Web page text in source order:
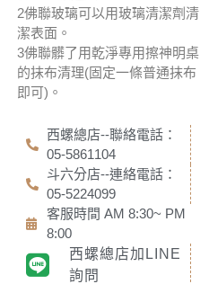
2佛聯玻璃可以用玻璃清潔劑清
潔表面。
3佛聯髒了用乾淨專用擦神明桌
的抹布清理(固定一條普通抹布
即可)。
西螺總店--聯絡電話：
05-5861104
斗六分店--連絡電話：
05-5224099
客服時間 AM 8:30~ PM
8:00
西螺總店加LINE
詢問